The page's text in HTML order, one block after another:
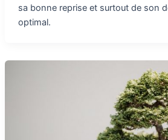
sa bonne reprise et surtout de son
optimal.